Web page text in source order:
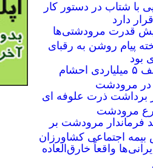
با شتاب در دستور کار
دارد
قدرت مرودشتی‌ها
پیام روشن به رقبای
بود
کشف ۵ میلیاردی احشام
در مرودشت
برداشت ذرت علوفه ای
مرودشت
فرماندار مرودشت بر
اجتماعی کشاورزان
واقعاً خارق‌العاده